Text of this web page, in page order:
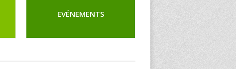
EVÉNEMENTS